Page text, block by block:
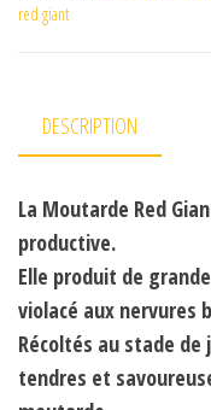
red giant
DESCRIPTION
La Moutarde Red
productive.
Elle produit de
violacé aux nervures
Récoltés au stade
tendres et